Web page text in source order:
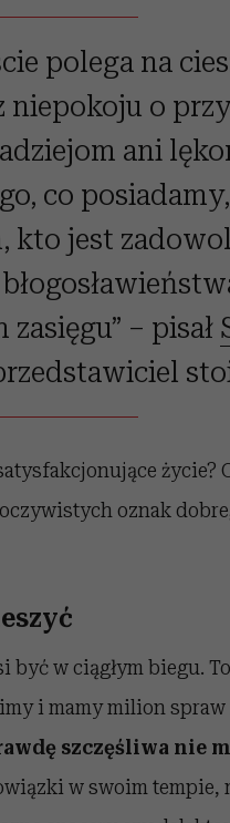
polega na
niepokoju o
ani
co
kto jest
– pisał
życie?
oznak
być w ciągłym biegu.
i mamy milion spraw
szczęśliwa nie
w swoim tempie,